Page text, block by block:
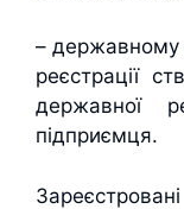
– державному
реєстрації
державної
підприємця.